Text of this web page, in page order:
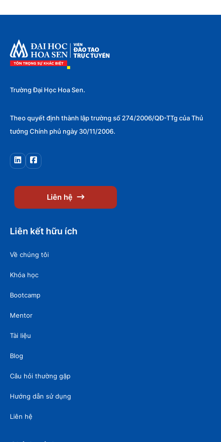
Trường Đại Học Hoa Sen.
Theo quyết định thành lập trường số 274/2006/QĐ-TTg của Thủ
tướng Chính phủ ngày 30/11/2006.
Liên hệ
Liên kết hữu ích
Về chúng tôi
Khóa học
Bootcamp
Mentor
Tài liệu
Blog
Câu hỏi thường gặp
Hướng dẫn sử dụng
Liên hệ